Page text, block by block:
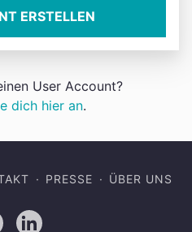
ERSTELLEN
User Account?
dich hier an.
PRESSE ÜBER UNS